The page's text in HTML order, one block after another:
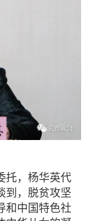
，杨华英代
到，脱贫攻坚
和中国特色社